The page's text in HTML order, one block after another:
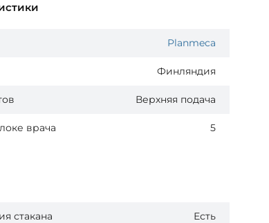
Planmeca
Финляндия
Верхняя подача
врача 5
стакана Есть